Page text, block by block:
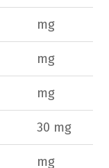
mg
mg
mg
30 mg
mg